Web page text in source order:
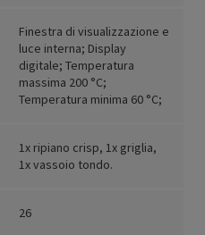
Finestra di visualizzazione e
luce interna; Display
digitale; Temperatura
massima 200 °C;
Temperatura minima 60 °C;
1x ripiano crisp, 1x griglia,
1x vassoio tondo.
26